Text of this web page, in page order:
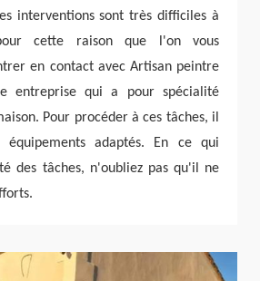
interventions sont très difficiles à
cette raison que l'on vous
en contact avec Artisan peintre
entreprise qui a pour spécialité
Pour procéder à ces tâches, il
adaptés. En ce qui
des tâches, n'oubliez pas qu'il ne